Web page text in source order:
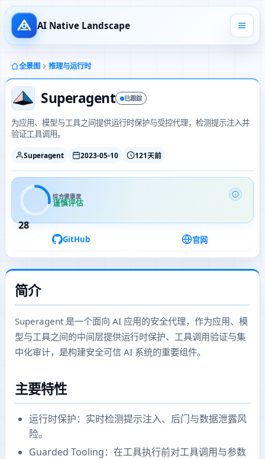
AI Native Landscape
全景图 推理与运行时
Superagent 已跟踪
为应用、模型与工具之间提供运行时保护与受控代理，检测提示注入并
验证工具调用。
Superagent 2023-05-10 121天前
28
综合健康度
谨慎评估
GitHub 官网
简介
Superagent 是一个面向 AI 应用的安全代理，作为应用、模
型与工具之间的中间层提供运行时保护、工具调用验证与集
中化审计，是构建安全可信 AI 系统的重要组件。
主要特性
运行时保护：实时检测提示注入、后门与数据泄露风
险。
Guarded Tooling：在工具执行前对工具调用与参数